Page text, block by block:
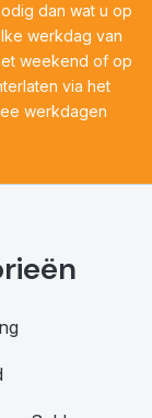
dan wat u op
werkdag van
weekend of op
via het
werkdagen